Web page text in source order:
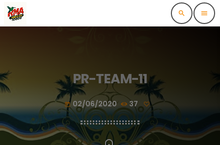
search menu
PR-TEAM-11
today 02/06/2020 37